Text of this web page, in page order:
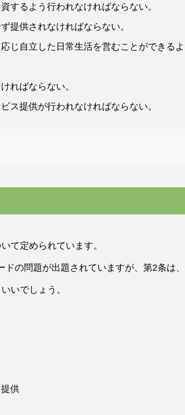
するよう行われなければならない。
提供されなければならない。
じ自立した日常生活を営むことができるよ
ればならない。
ス提供が行われなければならない。
て定められています。
の問題が出題されていますが、第2条は、
いでしょう。
供